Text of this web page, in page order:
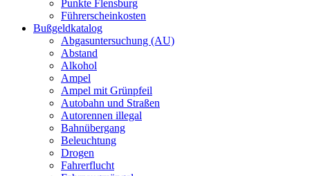
Punkte Flensburg
Führerscheinkosten
Bußgeldkatalog
Abgasuntersuchung (AU)
Abstand
Alkohol
Ampel
Ampel mit Grünpfeil
Autobahn und Straßen
Autorennen illegal
Bahnübergang
Beleuchtung
Drogen
Fahrerflucht